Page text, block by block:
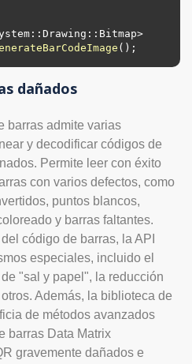
dañados
barras admite varias
y decodificar códigos de
Permite leer con éxito
con varios defectos, como
puntos blancos,
y barras faltantes.
código de barras, la API
especiales, incluido el
"sal y papel", la reducción
Además, la biblioteca de
de métodos avanzados
barras Data Matrix
gravemente dañados e